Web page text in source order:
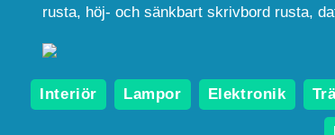
rusta, höj- och sänkbart skrivbord rusta,
Interiör Lampor Elektronik